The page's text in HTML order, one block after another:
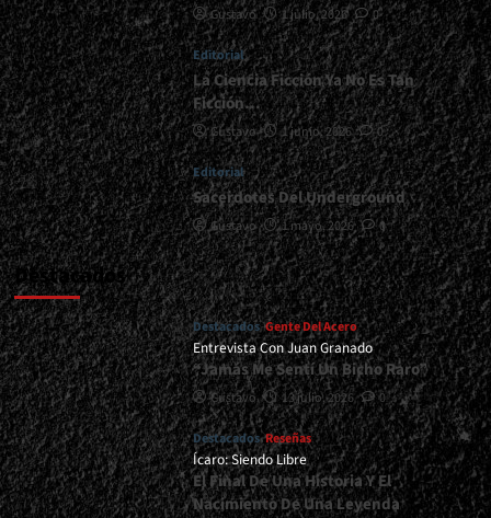
</span>
</small>
<div>Y
En
Esta
Esquina…
Un
Peso
Pesado!!!
</div>
Gustavo 1 julio, 2026 0
Editorial
La Ciencia Ficción Ya No Es Tan
Ficción…
Gustavo 1 junio, 2026 0
Editorial
Sacerdotes Del Underground
Gustavo 1 mayo, 2026 0
Destacados
Destacados Gente Del Acero
Entrevista Con Juan Granado
“Jamás Me Sentí Un Bicho Raro”
Gustavo 13 julio, 2026 0
Destacados Reseñas
Ícaro: Siendo Libre
El Final De Una Historia Y El
Nacimiento De Una Leyenda